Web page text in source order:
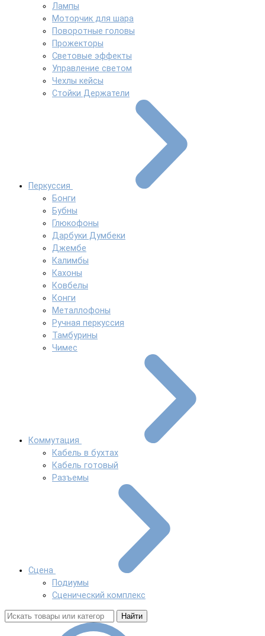
Лампы
Моторчик для шара
Поворотные головы
Прожекторы
Световые эффекты
Управление светом
Чехлы кейсы
Стойки Держатели
Перкуссия
Бонги
Бубны
Глюкофоны
Дарбуки Думбеки
Джембе
Калимбы
Кахоны
Ковбелы
Конги
Металлофоны
Ручная перкуссия
Тамбурины
Чимес
Коммутация
Кабель в бухтах
Кабель готовый
Разъемы
Сцена
Подиумы
Сценический комплекс
Найти